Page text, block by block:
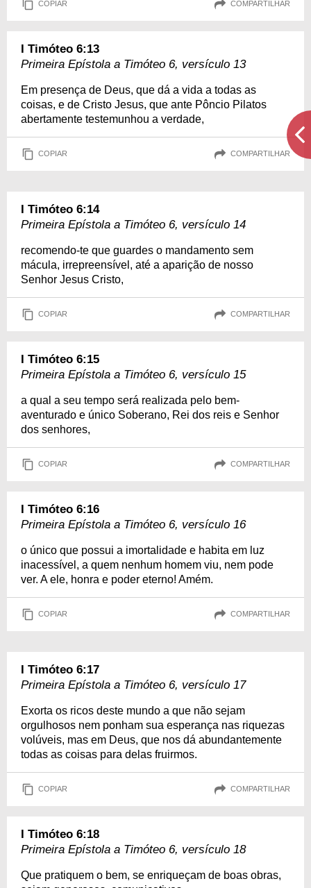
COPIAR COMPARTILHAR
I Timóteo 6:13
Primeira Epístola a Timóteo 6, versículo 13
Em presença de Deus, que dá a vida a todas as
coisas, e de Cristo Jesus, que ante Pôncio Pilatos
abertamente testemunhou a verdade,
COPIAR COMPARTILHAR
I Timóteo 6:14
Primeira Epístola a Timóteo 6, versículo 14
recomendo-te que guardes o mandamento sem
mácula, irrepreensível, até a aparição de nosso
Senhor Jesus Cristo,
COPIAR COMPARTILHAR
I Timóteo 6:15
Primeira Epístola a Timóteo 6, versículo 15
a qual a seu tempo será realizada pelo bem-
aventurado e único Soberano, Rei dos reis e Senhor
dos senhores,
COPIAR COMPARTILHAR
I Timóteo 6:16
Primeira Epístola a Timóteo 6, versículo 16
o único que possui a imortalidade e habita em luz
inacessível, a quem nenhum homem viu, nem pode
ver. A ele, honra e poder eterno! Amém.
COPIAR COMPARTILHAR
I Timóteo 6:17
Primeira Epístola a Timóteo 6, versículo 17
Exorta os ricos deste mundo a que não sejam
orgulhosos nem ponham sua esperança nas riquezas
volúveis, mas em Deus, que nos dá abundantemente
todas as coisas para delas fruirmos.
COPIAR COMPARTILHAR
I Timóteo 6:18
Primeira Epístola a Timóteo 6, versículo 18
Que pratiquem o bem, se enriqueçam de boas obras,